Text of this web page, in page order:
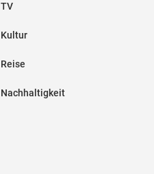
TV
Kultur
Reise
Nachhaltigkeit